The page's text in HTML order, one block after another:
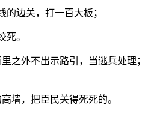
的边关，打一百大板；
死。
之外不出示路引，当逃兵处理；
墙，把臣民关得死死的。